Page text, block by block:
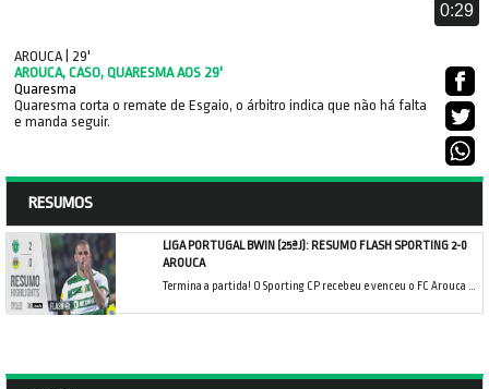
0:29
AROUCA | 29'
AROUCA, CASO, QUARESMA AOS 29'
Quaresma
Quaresma corta o remate de Esgaio, o árbitro indica que não há falta
e manda seguir.
RESUMOS
LIGA PORTUGAL BWIN (25ªJ): RESUMO FLASH SPORTING 2-0
AROUCA
Termina a partida! O Sporting CP recebeu e venceu o FC Arouca por 2-0, em jogo da 25.ª jornada da Liga Bwin. Um bis de Slimani conseguido na segunda parte permitiu à equipa leonina regressa às vitórias no campeonato.